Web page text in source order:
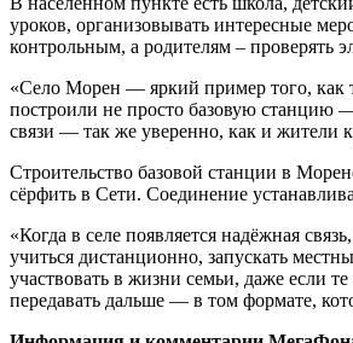
уроков, организовывать интересные
контрольным, а родителям – проверять
«Село Морен — яркий пример того, как
построили не просто базовую станцию
связи — так же уверенно, как и жители
Строительство базовой станции в
сёрфить в Сети. Соединение
«Когда в селе появляется надёжная
учиться дистанционно, запускать
участвовать в жизни семьи, даже если
передавать дальше — в том формате,